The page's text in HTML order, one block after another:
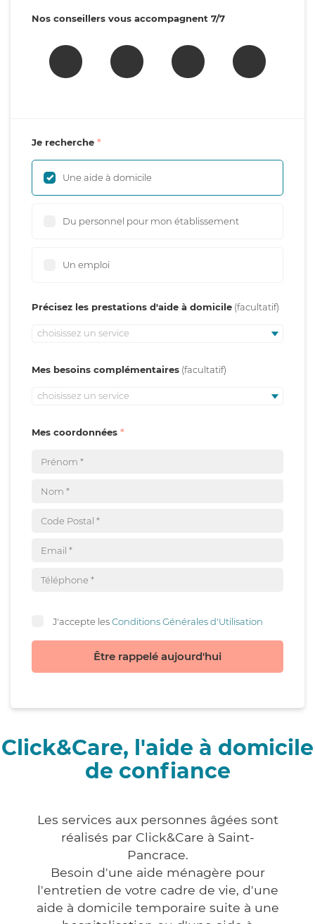
Nos conseillers vous accompagnent 7/7
Je recherche
Une aide à domicile
Du personnel pour mon établissement
Un emploi
Précisez les prestations d'aide à domicile
choisissez un service
Mes besoins complémentaires
choisissez un service
Mes coordonnées
J'accepte lesConditions Générales d'Utilisation
Être rappelé aujourd'hui
Click&Care, l'aide à domicile
de confiance
Les services aux personnes âgées sont
réalisés par Click&Care à Saint-
Pancrace.
Besoin d'une aide ménagère pour
l'entretien de votre cadre de vie, d'une
aide à domicile temporaire suite à une